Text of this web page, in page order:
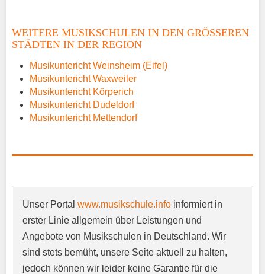
Anschrift
WEITERE MUSIKSCHULEN IN DEN GRÖSSEREN S
TÄDTEN IN DER REGION
Musikuntericht Weinsheim (Eifel)
Musikuntericht Waxweiler
Musikuntericht Körperich
Musikuntericht Dudeldorf
Musikuntericht Mettendorf
Unser Portal www.musikschule.info informiert in
erster Linie allgemein über Leistungen und
Angebote von Musikschulen in Deutschland. Wir
sind stets bemüht, unsere Seite aktuell zu halten,
jedoch können wir leider keine Garantie für die